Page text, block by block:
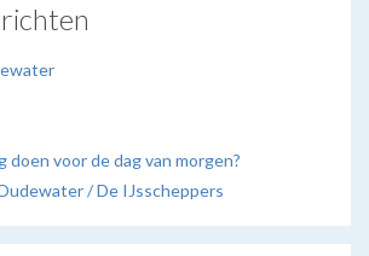
doen voor de dag van morgen?
/ De IJsscheppers